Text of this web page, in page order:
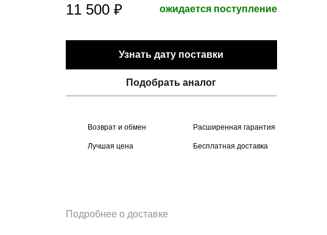
11 500 ₽ ожидается поступление
Узнать дату поставки
Подобрать аналог
Возврат и обмен Расширенная гарантия
Лучшая цена Бесплатная доставка
Подробнее о доставке